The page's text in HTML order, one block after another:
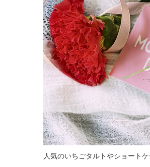
人気のいちごタルトやショート